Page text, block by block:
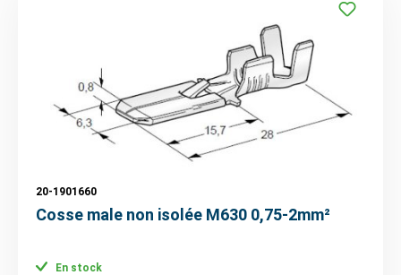
20-1901660
Cosse male non isolée M630 0,75-2mm²
En stock